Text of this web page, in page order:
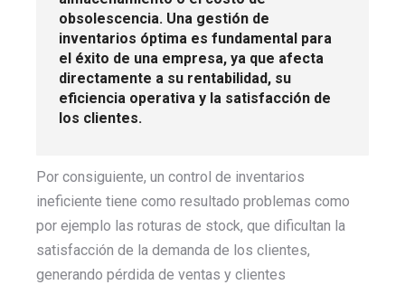
obsolescencia. Una gestión de
inventarios óptima es fundamental para
el éxito de una empresa, ya que afecta
directamente a su rentabilidad, su
eficiencia operativa y la satisfacción de
los clientes.
Por consiguiente, un control de inventarios
ineficiente tiene como resultado problemas como
por ejemplo las roturas de stock, que dificultan la
satisfacción de la demanda de los clientes,
generando pérdida de ventas y clientes